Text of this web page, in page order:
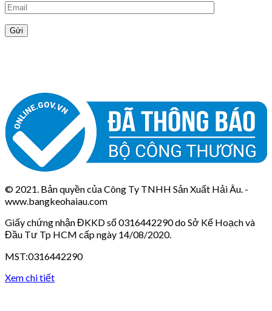
© 2021. Bản quyền của Công Ty TNHH Sản Xuất Hải Âu. -
www.bangkeohaiau.com
Giấy chứng nhận ĐKKD số 0316442290 do Sở Kế Hoạch và
Đầu Tư Tp HCM cấp ngày 14/08/2020.
MST:0316442290
Xem chi tiết